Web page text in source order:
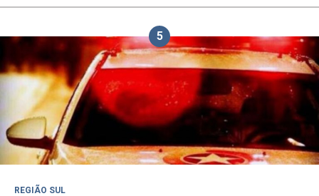
5
REGIÃO SUL